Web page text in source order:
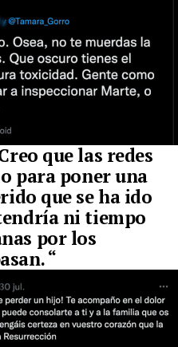
que las redes
para poner una
que se ha ido
ni tiempo
por los
“